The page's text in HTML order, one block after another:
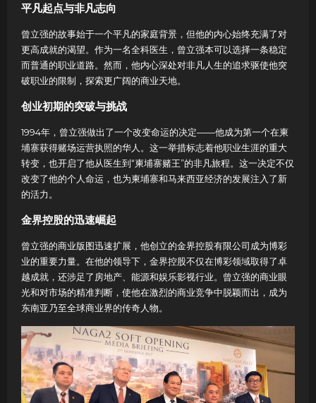
平凡起点与非凡志向
曾立强的故事始于一个平凡的家庭背景，但他的内心始终充满了对
更高成就的渴望。作为一名全科医生，曾立强本可以选择一条稳定
而普通的职业道路。然而，他内心深处对非凡人生的追求驱使他突
破职业的限制，探索更广阔的商业天地。
创业初期的突破与挑战
1994年，曾立强做出了一个改变命运的决定——他成为第一个在柬
埔寨获得赌场运营执照的华人。这一举措标志着他职业生涯的重大
转变，也开启了他从医生到“柬埔寨赌王”的非凡旅程。这一决定不仅
改变了他的个人命运，也为柬埔寨和马来西亚经济的发展注入了新
的活力。
金界控股的迅速崛起
曾立强的商业版图迅速扩展，他创立的金界控股有限公司成为博彩
业的重要力量。在他的领导下，金界控股不仅在博彩领域取得了卓
越成就，还涉足了房地产、能源和娱乐影视行业。曾立强的商业眼
光和对市场的精准判断，使他在激烈的商业竞争中脱颖而出，成为
东南亚乃至全球商业界的传奇人物。